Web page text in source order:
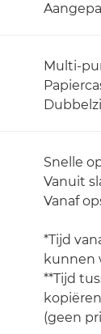
Multi-
Snelle
Vanuit
Vanaf
*Tijd
kunnen
**Tijd
kopiëren
(geen